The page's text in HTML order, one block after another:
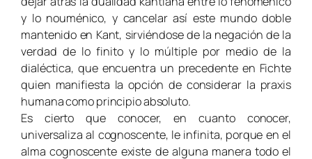
y lo nouménico, y cancelar así este mundo doble
mantenido en Kant, sirviéndose de la negación de la
verdad de lo finito y lo múltiple por medio de la
dialéctica, que encuentra un precedente en Fichte
quien manifiesta la opción de considerar la praxis
humana como principio absoluto.
Es cierto que conocer, en cuanto conocer,
universaliza al cognoscente, le infinita, porque en el
alma cognoscente existe de alguna manera todo el